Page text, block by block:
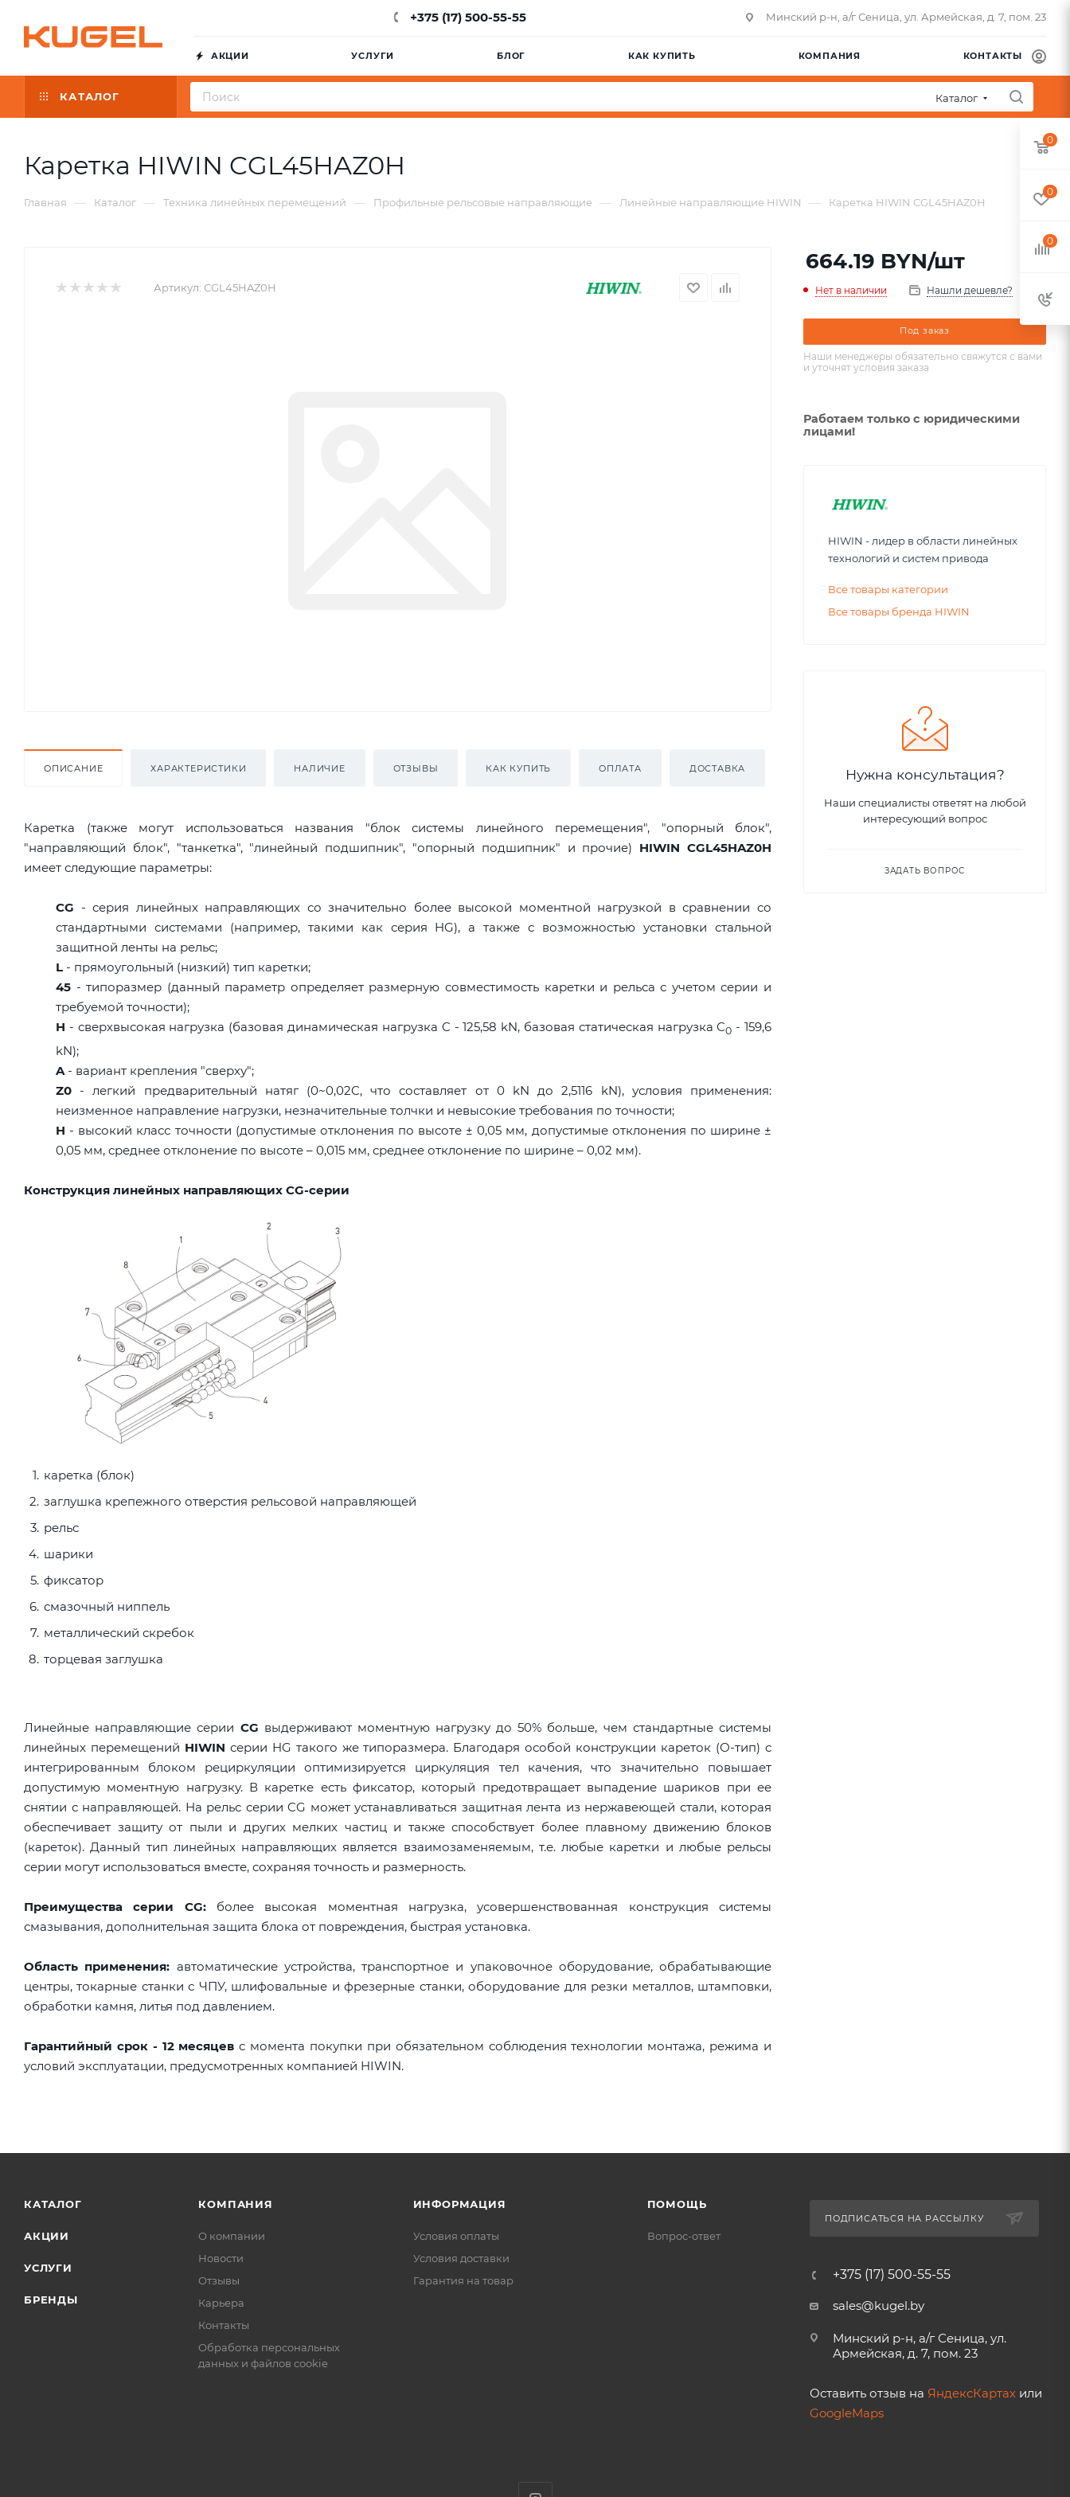
+375 (17) 500-55-55 Минский р-н, а/г Сеница, ул. Армейская, д. 7, пом. 23
АКЦИИ УСЛУГИ БЛОГ КАК КУПИТЬ КОМПАНИЯ КОНТАКТЫ
КАТАЛОГ Каталог
Каретка HIWIN CGL45HAZ0H
Главная — Каталог — Техника линейных перемещений — Профильные рельсовые направляющие — Линейные направляющие HIWIN — Каретка HIWIN CGL45HAZ0H
Артикул: CGL45HAZ0H
ОПИСАНИЕ ХАРАКТЕРИСТИКИ НАЛИЧИЕ ОТЗЫВЫ КАК КУПИТЬ ОПЛАТА ДОСТАВКА
Каретка (также могут использоваться названия "блок системы линейного перемещения", "опорный блок",
"направляющий блок", "танкетка", "линейный подшипник", "опорный подшипник" и прочие) HIWIN CGL45HAZ0H
имеет следующие параметры:
CG - серия линейных направляющих со значительно более высокой моментной нагрузкой в сравнении со
стандартными системами (например, такими как серия HG), а также с возможностью установки стальной
защитной ленты на рельс;
L - прямоугольный (низкий) тип каретки;
45 - типоразмер (данный параметр определяет размерную совместимость каретки и рельса с учетом серии и
требуемой точности);
H - сверхвысокая нагрузка (базовая динамическая нагрузка C - 125,58 kN, базовая статическая нагрузка С0 - 159,6
kN);
A- вариант крепления "сверху";
Z0 - легкий предварительный натяг (0~0,02C, что составляет от 0 kN до 2,5116 kN), условия применения:
неизменное направление нагрузки, незначительные толчки и невысокие требования по точности;
H - высокий класс точности (допустимые отклонения по высоте ± 0,05 мм, допустимые отклонения по ширине ±
0,05 мм, среднее отклонение по высоте – 0,015 мм, среднее отклонение по ширине – 0,02 мм).
Конструкция линейных направляющих CG-серии
каретка (блок)
заглушка крепежного отверстия рельсовой направляющей
рельс
шарики
фиксатор
смазочный ниппель
металлический скребок
торцевая заглушка
Линейные направляющие серии CG выдерживают моментную нагрузку до 50% больше, чем стандартные системы
линейных перемещений HIWIN серии HG такого же типоразмера. Благодаря особой конструкции кареток (О-тип) с
интегрированным блоком рециркуляции оптимизируется циркуляция тел качения, что значительно повышает
допустимую моментную нагрузку. В каретке есть фиксатор, который предотвращает выпадение шариков при ее
снятии с направляющей. На рельс серии CG может устанавливаться защитная лента из нержавеющей стали, которая
обеспечивает защиту от пыли и других мелких частиц и также способствует более плавному движению блоков
(кареток). Данный тип линейных направляющих является взаимозаменяемым, т.е. любые каретки и любые рельсы
серии могут использоваться вместе, сохраняя точность и размерность.
Преимущества серии CG:более высокая моментная нагрузка, усовершенствованная конструкция системы
смазывания, дополнительная защита блока от повреждения, быстрая установка.
Область применения: автоматические устройства, транспортное и упаковочное оборудование, обрабатывающие
центры, токарные станки с ЧПУ, шлифовальные и фрезерные станки, оборудование для резки металлов, штамповки,
обработки камня, литья под давлением.
Гарантийный срок - 12 месяцев с момента покупки при обязательном соблюдения технологии монтажа, режима и
условий эксплуатации, предусмотренных компанией HIWIN.
664.19 BYN/шт
Нет в наличии Нашли дешевле?
Под заказ
Наши менеджеры обязательно свяжутся с вами
и уточнят условия заказа
Работаем только с юридическими
лицами!
HIWIN - лидер в области линейных
технологий и систем привода
Все товары категории
Все товары бренда HIWIN
Нужна консультация?
Наши специалисты ответят на любой
интересующий вопрос
ЗАДАТЬ ВОПРОС
КАТАЛОГ
АКЦИИ
УСЛУГИ
БРЕНДЫ
КОМПАНИЯ
О компании
Новости
Отзывы
Карьера
Контакты
Обработка персональных
данных и файлов cookie
ИНФОРМАЦИЯ
Условия оплаты
Условия доставки
Гарантия на товар
ПОМОЩЬ
Вопрос-ответ
ПОДПИСАТЬСЯ НА РАССЫЛКУ
+375 (17) 500-55-55
sales@kugel.by
Минский р-н, а/г Сеница, ул.
Армейская, д. 7, пом. 23
Оставить отзыв на ЯндексКартахили
GoogleMaps
0
0
0